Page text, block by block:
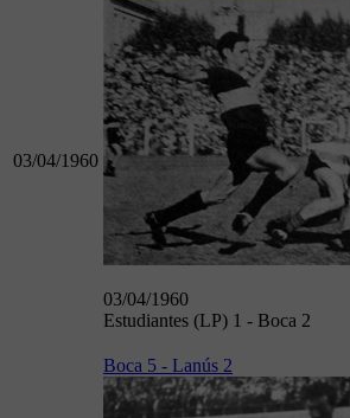
03/04/1960
03/04/1960
Estudiantes (LP) 1 - Boca 2
Boca 5 - Lanús 2